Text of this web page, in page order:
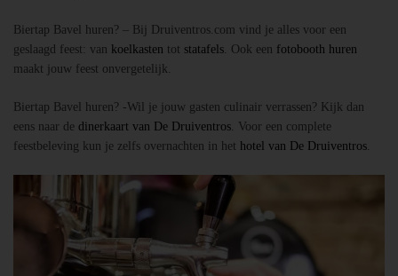
Biertap Bavel huren? – Bij Druiventros.com vind je alles voor een
geslaagd feest: van koelkasten tot statafels. Ook een fotobooth huren
maakt jouw feest onvergetelijk.
Biertap Bavel huren? -Wil je jouw gasten culinair verrassen? Kijk dan
eens naar de dinerkaart van De Druiventros. Voor een complete
feestbeleving kun je zelfs overnachten in het hotel van De Druiventros.